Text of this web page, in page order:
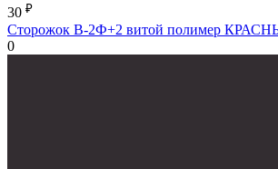
30 ₽
Сторожок В-2Ф+2 витой полимер
0